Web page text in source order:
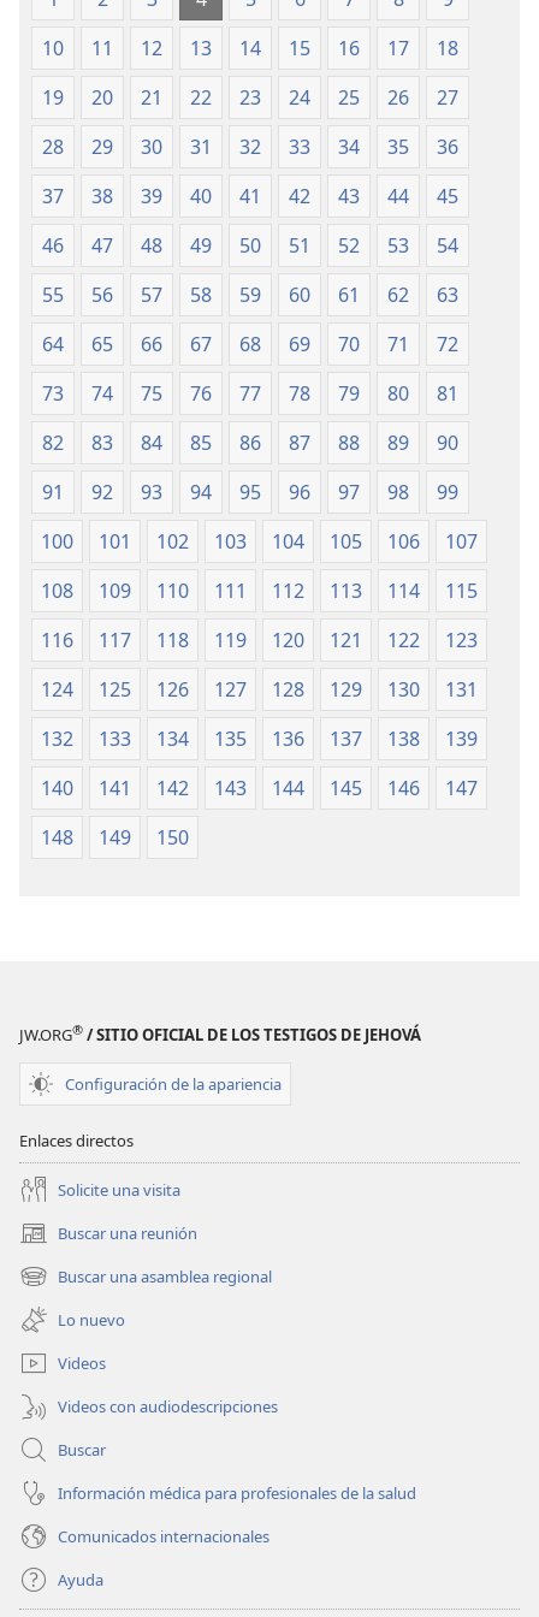
del
2019)
del
2019)
10
11 12 13 14 15 16 17
18
19
20 21 22 23 24 25 26
27
28
29 30 31 32 33 34 35
36
37
38 39 40 41 42 43 44
45
46
47 48 49 50 51 52 53
54
55
56 57 58 59 60 61 62
63
64
65 66 67 68 69 70 71
72
73
74 75 76 77 78 79 80
81
82
83 84 85 86 87 88 89
90
91
92 93 94 95 96 97 98
99
100
101 102 103 104 105 106
107
108
109 110 111 112 113 114
115
116
117 118 119 120 121 122
123
124
125 126 127 128 129 130
131
132
133 134 135 136 137 138
139
140
141 142 143 144 145 146
147
148
149 150
JW.ORG® / SITIO OFICIAL DE LOS TESTIGOS DE JEHOVÁ
Configuración de la apariencia
Enlaces directos
Solicite una visita
Buscar una reunión
(abre
una
nueva
ventana)
Buscar una asamblea regional
(abre
una
nueva
ventana)
Lo nuevo
Videos
Videos con audiodescripciones
Buscar
Información médica para profesionales de la salud
Comunicados internacionales
Ayuda